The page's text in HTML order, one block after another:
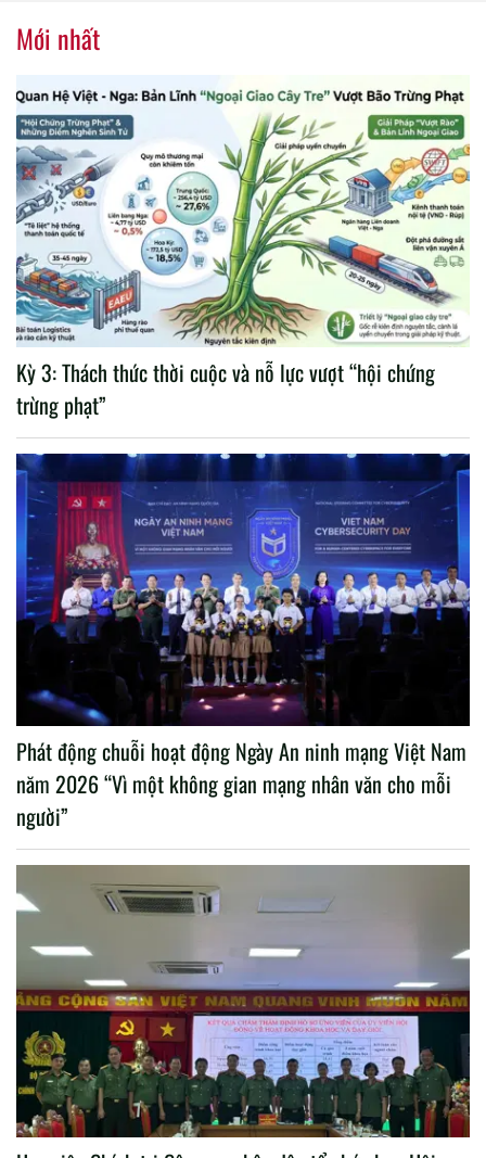
Mới nhất
Kỳ 3: Thách thức thời cuộc và nỗ lực vượt “hội chứng
trừng phạt”
Phát động chuỗi hoạt động Ngày An ninh mạng Việt Nam
năm 2026 “Vì một không gian mạng nhân văn cho mỗi
người”